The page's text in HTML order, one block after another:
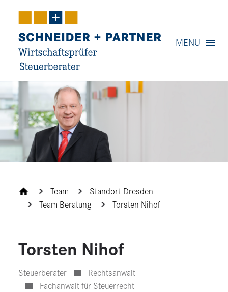
Content
Service
MENU
Team
Standort Dresden
Team Beratung
Torsten Nihof
Torsten Nihof
Steu­er­be­rater
Rechtsanwalt
Fach­an­walt für Steu­er­recht